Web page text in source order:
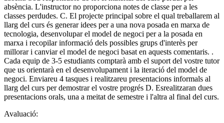
absència. L'instructor no proporciona notes de classe per a les
classes perdudes. C. El projecte principal sobre el qual treballarem al
llarg del curs és generar idees per a una nova posada en marxa de
tecnologia, desenvolupar el model de negoci per a la posada en
marxa i recopilar informació dels possibles grups d'interès per
millorar i canviar el model de negoci basat en aquests comentaris. .
Cada equip de 3-5 estudiants comptarà amb el suport del vostre tutor
que us orientarà en el desenvolupament i la iteració del model de
negoci. Enviareu 4 tasques i realitzareu presentacions informals al
llarg del curs per demostrar el vostre progrés D. Esrealitzaran dues
presentacions orals, una a meitat de semestre i l'altra al final del curs.
Avaluació: